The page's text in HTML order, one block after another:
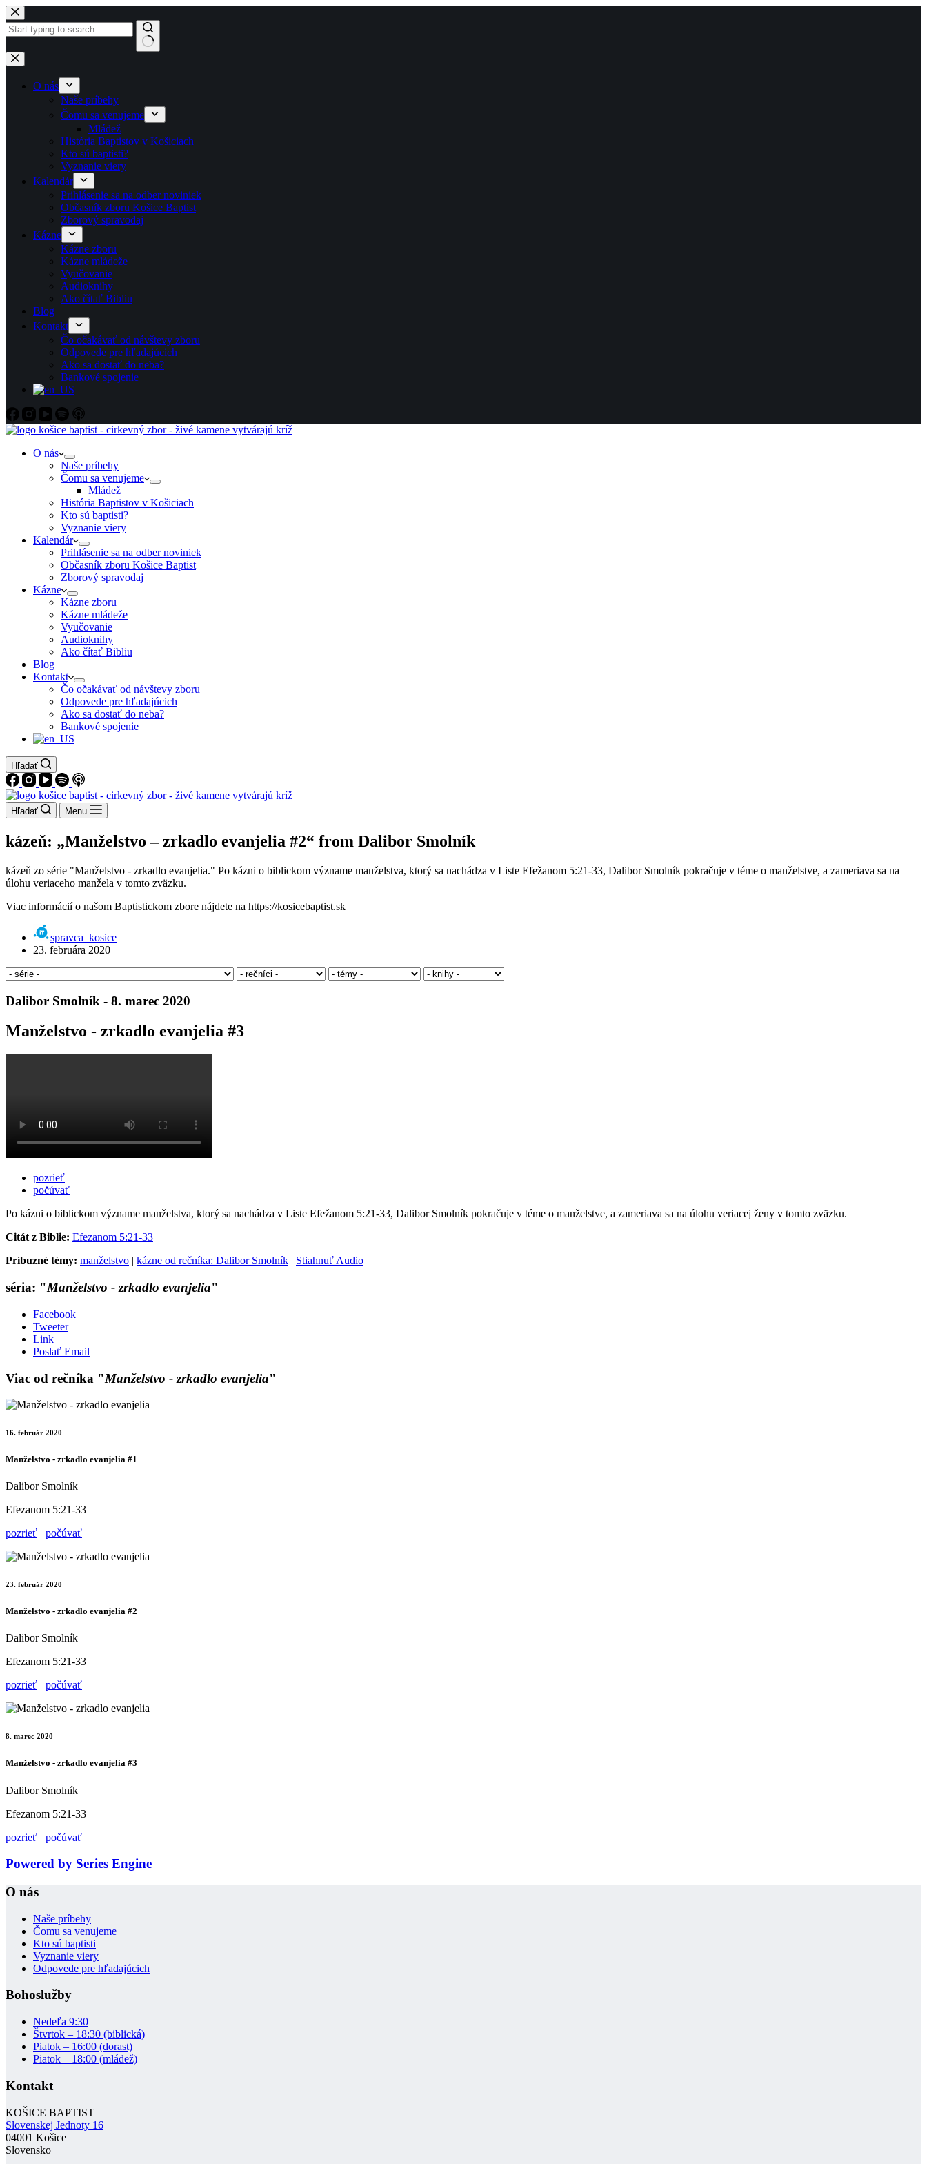
Skip to content
No results
O nás
Naše príbehy
Čomu sa venujeme
Mládež
História Baptistov v Košiciach
Kto sú baptisti?
Vyznanie viery
Kalendár
Prihlásenie sa na odber noviniek
Občasník zboru Košice Baptist
Zborový spravodaj
Kázne
Kázne zboru
Kázne mládeže
Vyučovanie
Audioknihy
Ako čítať Bibliu
Blog
Kontakt
Čo očakávať od návštevy zboru
Odpovede pre hľadajúcich
Ako sa dostať do neba?
Bankové spojenie
O nás
Naše príbehy
Čomu sa venujeme
Mládež
História Baptistov v Košiciach
Kto sú baptisti?
Vyznanie viery
Kalendár
Prihlásenie sa na odber noviniek
Občasník zboru Košice Baptist
Zborový spravodaj
Kázne
Kázne zboru
Kázne mládeže
Vyučovanie
Audioknihy
Ako čítať Bibliu
Blog
Kontakt
Čo očakávať od návštevy zboru
Odpovede pre hľadajúcich
Ako sa dostať do neba?
Bankové spojenie
Hľadať
Hľadať Menu
kázeň: „Manželstvo – zrkadlo evanjelia #2“ from Dalibor Smolník
kázeň zo série "Manželstvo - zrkadlo evanjelia." Po kázni o biblickom význame manželstva, ktorý sa nachádza v Liste Efežanom 5:21-33, Dalibor Smolník pokračuje v téme o manželstve, a zameriava sa na
úlohu veriaceho manžela v tomto zväzku.
Viac informácií o našom Baptistickom zbore nájdete na https://kosicebaptist.sk
spravca_kosice
23. februára 2020
Dalibor Smolník - 8. marec 2020
Manželstvo - zrkadlo evanjelia #3
pozrieť
počúvať
Po kázni o biblickom význame manželstva, ktorý sa nachádza v Liste Efežanom 5:21-33, Dalibor Smolník pokračuje v téme o manželstve, a zameriava sa na úlohu veriacej ženy v tomto zväzku.
Citát z Biblie: Efezanom 5:21-33
Príbuzné témy: manželstvo | kázne od rečníka: Dalibor Smolník | Stiahnuť Audio
séria: "Manželstvo - zrkadlo evanjelia"
Facebook
Tweeter
Link
Poslať Email
Viac od rečníka "Manželstvo - zrkadlo evanjelia"
16. február 2020
Manželstvo - zrkadlo evanjelia #1
Dalibor Smolník
Efezanom 5:21-33
pozrieť
počúvať
23. február 2020
Manželstvo - zrkadlo evanjelia #2
Dalibor Smolník
Efezanom 5:21-33
pozrieť
počúvať
8. marec 2020
Manželstvo - zrkadlo evanjelia #3
Dalibor Smolník
Efezanom 5:21-33
pozrieť
počúvať
Powered by Series Engine
O nás
Naše príbehy
Čomu sa venujeme
Kto sú baptisti
Vyznanie viery
Odpovede pre hľadajúcich
Bohoslužby
Nedeľa 9:30
Štvrtok – 18:30 (biblická)
Piatok – 16:00 (dorast)
Piatok – 18:00 (mládež)
Kontakt
KOŠICE BAPTIST
Slovenskej Jednoty 16
04001 Košice
Slovensko